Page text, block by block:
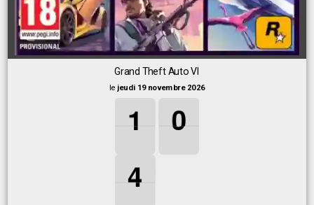
Grand Theft Auto VI
le jeudi 19 novembre 2026
1
1
1
1 0
0
0
0
4
4
4
4